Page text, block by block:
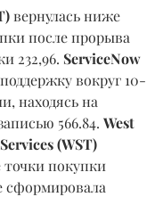
вернулась ниже
после прорыва
232,96. ServiceNow
вокруг 10-
находясь на
566.84. West
(WST)
точки покупки
сформировала